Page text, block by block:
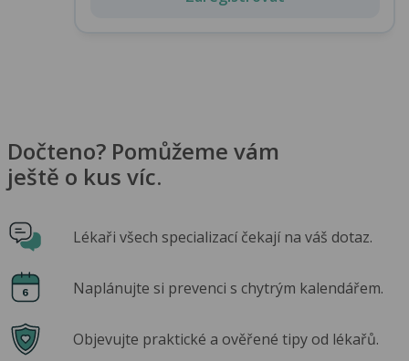
Dočteno? Pomůžeme vám
ještě o kus víc.
Lékaři všech specializací čekají na váš dotaz.
Naplánujte si prevenci s chytrým kalendářem.
Objevujte praktické a ověřené tipy od lékařů.